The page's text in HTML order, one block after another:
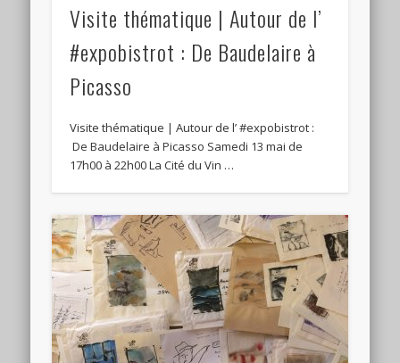
Visite thématique | Autour de l’
#expobistrot : De Baudelaire à
Picasso
Visite thématique | Autour de l’ #expobistrot :
De Baudelaire à Picasso Samedi 13 mai de
17h00 à 22h00 La Cité du Vin …